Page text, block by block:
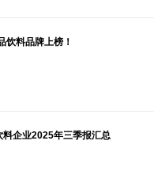
饮料品牌上榜！
企业2025年三季报汇总